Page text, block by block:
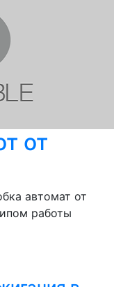
от
автомат от
работы